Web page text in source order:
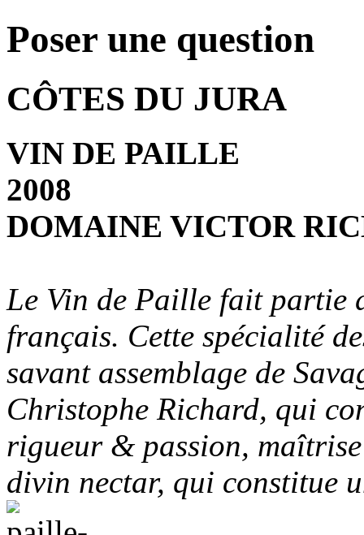
Poser une question
CÔTES DU JURA
VIN DE PAILLE
2008
DOMAINE VICTOR
Le Vin de Paille fait partie
français. Cette spécialité
savant assemblage de
Christophe Richard, qui
rigueur & passion,
divin nectar, qui constitue